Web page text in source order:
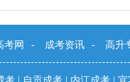
考网 - 成考资讯 - 高升